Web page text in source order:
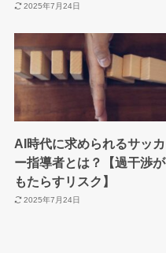
2025年7月24日
AI時代に求められるサッカ
ー指導者とは？【過干渉が
もたらすリスク】
2025年7月24日